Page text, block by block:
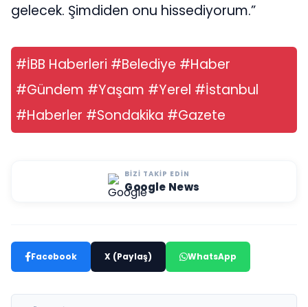
gelecek. Şimdiden onu hissediyorum.”
#İBB Haberleri #Belediye #Haber
#Gündem #Yaşam #Yerel #İstanbul
#Haberler #Sondakika #Gazete
BIZI TAKIP EDIN
Google News
Facebook X (Paylaş) WhatsApp